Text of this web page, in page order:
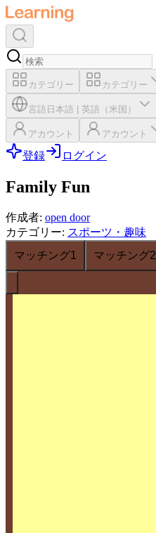
カテゴリー カテゴリー
言語 日本語 英語（米国）
アカウント アカウント
登録 ログイン
Family Fun
作成者: open door
カテゴリー: スポーツ・趣味
マッチング1
マッチング2